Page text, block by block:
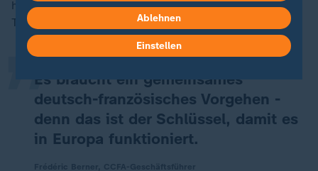
herumreißen können, um den Herausforderungen der
Transformation zu begegnen, die vor uns liegen.
Es braucht ein gemeinsames
deutsch-französisches Vorgehen -
denn das ist der Schlüssel, damit es
in Europa funktioniert.
„ Ablehnen
Einstellen